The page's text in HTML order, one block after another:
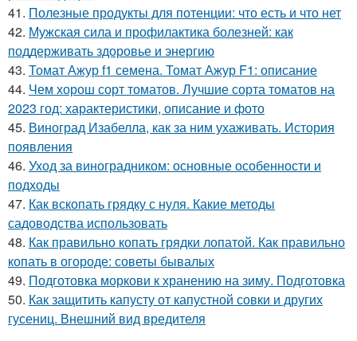
41. Полезные продукты для потенции: что есть и что нет
42. Мужская сила и профилактика болезней: как
поддерживать здоровье и энергию
43. Томат Ажур f1 семена. Томат Ажур F1: описание
44. Чем хорош сорт томатов. Лучшие сорта томатов на
2023 год: характеристики, описание и фото
45. Виноград Изабелла, как за ним ухаживать. История
появления
46. Уход за виноградником: основные особенности и
подходы
47. Как вскопать грядку с нуля. Какие методы
садоводства использовать
48. Как правильно копать грядки лопатой. Как правильно
копать в огороде: советы бывалых
49. Подготовка моркови к хранению на зиму. Подготовка
50. Как защитить капусту от капустной совки и других
гусениц. Внешний вид вредителя